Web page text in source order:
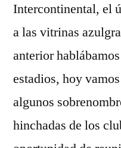
Intercontinental, el
a las vitrinas
anterior
estadios, hoy
algunos
hinchadas de los